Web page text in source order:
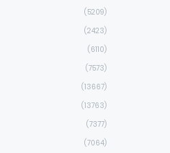
(5209)
(2423)
(6110)
(7573)
(13667)
(13763)
(7377)
(7064)